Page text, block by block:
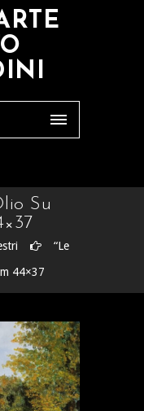
Su
“Le
44×37